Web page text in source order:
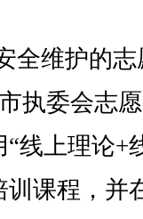
全维护的
执委会志
线上理论+
课程，并